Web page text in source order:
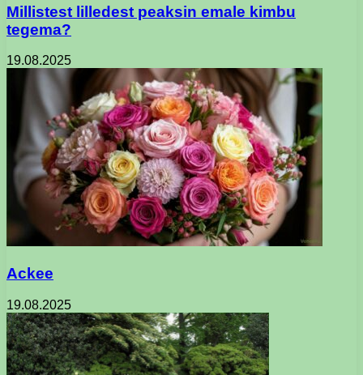
Millistest lilledest peaksin emale kimbu
tegema?
19.08.2025
Ackee
19.08.2025